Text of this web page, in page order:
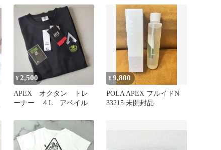
¥2,500
APEX オクタン トレ
ーナー ４L アベイル
¥9,800
POLA APEX フルイドN
33215 未開封品